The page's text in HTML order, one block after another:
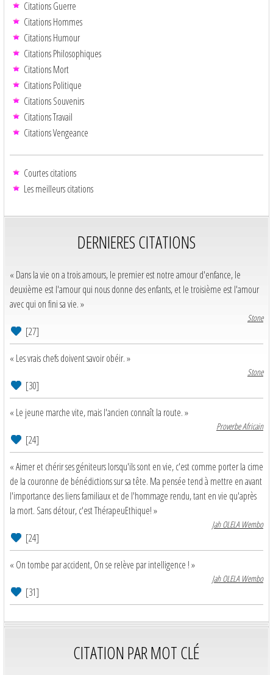
Citations Guerre
Citations Hommes
Citations Humour
Citations Philosophiques
Citations Mort
Citations Politique
Citations Souvenirs
Citations Travail
Citations Vengeance
Courtes citations
Les meilleurs citations
DERNIERES CITATIONS
« Dans la vie on a trois amours, le premier est notre amour d'enfance, le
deuxième est l'amour qui nous donne des enfants, et le troisième est l'amour
avec qui on fini sa vie. »
Stone
[27]
« Les vrais chefs doivent savoir obéir. »
Stone
[30]
« Le jeune marche vite, mais l'ancien connaît la route. »
Proverbe Africain
[24]
« Aimer et chérir ses géniteurs lorsqu'ils sont en vie, c'est comme porter la cime
de la couronne de bénédictions sur sa tête. Ma pensée tend à mettre en avant
l'importance des liens familiaux et de l'hommage rendu, tant en vie qu'après
la mort. Sans détour, c'est ThérapeuEthique! »
Jah OLELA Wembo
[24]
« On tombe par accident, On se relève par intelligence ! »
Jah OLELA Wembo
[31]
CITATION PAR MOT CLÉ